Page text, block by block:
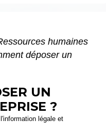
humaines
déposer un
UN
?
légale et